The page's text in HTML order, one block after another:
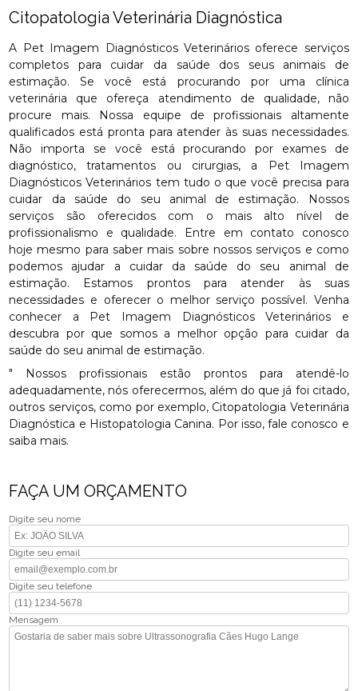
Citopatologia Veterinária Diagnóstica
A Pet Imagem Diagnósticos Veterinários oferece serviços
completos para cuidar da saúde dos seus animais de
estimação. Se você está procurando por uma clínica
veterinária que ofereça atendimento de qualidade, não
procure mais. Nossa equipe de profissionais altamente
qualificados está pronta para atender às suas necessidades.
Não importa se você está procurando por exames de
diagnóstico, tratamentos ou cirurgias, a Pet Imagem
Diagnósticos Veterinários tem tudo o que você precisa para
cuidar da saúde do seu animal de estimação. Nossos
serviços são oferecidos com o mais alto nível de
profissionalismo e qualidade. Entre em contato conosco
hoje mesmo para saber mais sobre nossos serviços e como
podemos ajudar a cuidar da saúde do seu animal de
estimação. Estamos prontos para atender às suas
necessidades e oferecer o melhor serviço possível. Venha
conhecer a Pet Imagem Diagnósticos Veterinários e
descubra por que somos a melhor opção para cuidar da
saúde do seu animal de estimação.
" Nossos profissionais estão prontos para atendê-lo
adequadamente, nós oferecermos, além do que já foi citado,
outros serviços, como por exemplo, Citopatologia Veterinária
Diagnóstica e Histopatologia Canina. Por isso, fale conosco e
saiba mais.
FAÇA UM ORÇAMENTO
Digite seu nome
Digite seu email
Digite seu telefone
Mensagem